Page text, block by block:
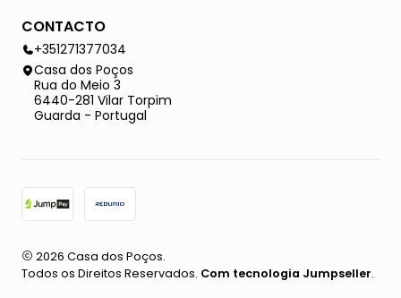
CONTACTO
+351271377034
Casa dos Poços
Rua do Meio 3
6440-281 Vilar Torpim
Guarda - Portugal
2026 Casa dos Poços.
Todos os Direitos Reservados. Com tecnologia Jumpseller.